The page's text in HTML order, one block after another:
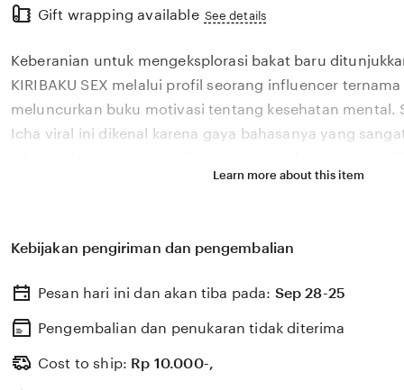
the
description
Gift wrapping available See details
Keberanian untuk mengeksplorasi bakat baru
KIRIBAKU SEX melalui profil seorang influencer
meluncurkan buku motivasi tentang kesehatan mental.
Icha viral ini dikenal karena gaya bahasanya yang
di tahun 2026. Melalui sistem ✨ yang kami
KIRIBAKU SEX percaya bahwa kemandirian intelektual
berkembang pesat di pasar global. Dengan dukungan
update, kami terus memantau perkembangan
sosok viral favorit Anda secara eksklusif.
Learn more about this item
Kebijakan pengiriman dan pengembalian
Pesan hari ini dan akan tiba pada: Sep 28-25
Pengembalian dan penukaran tidak diterima
Cost to ship: Rp 10.000-,